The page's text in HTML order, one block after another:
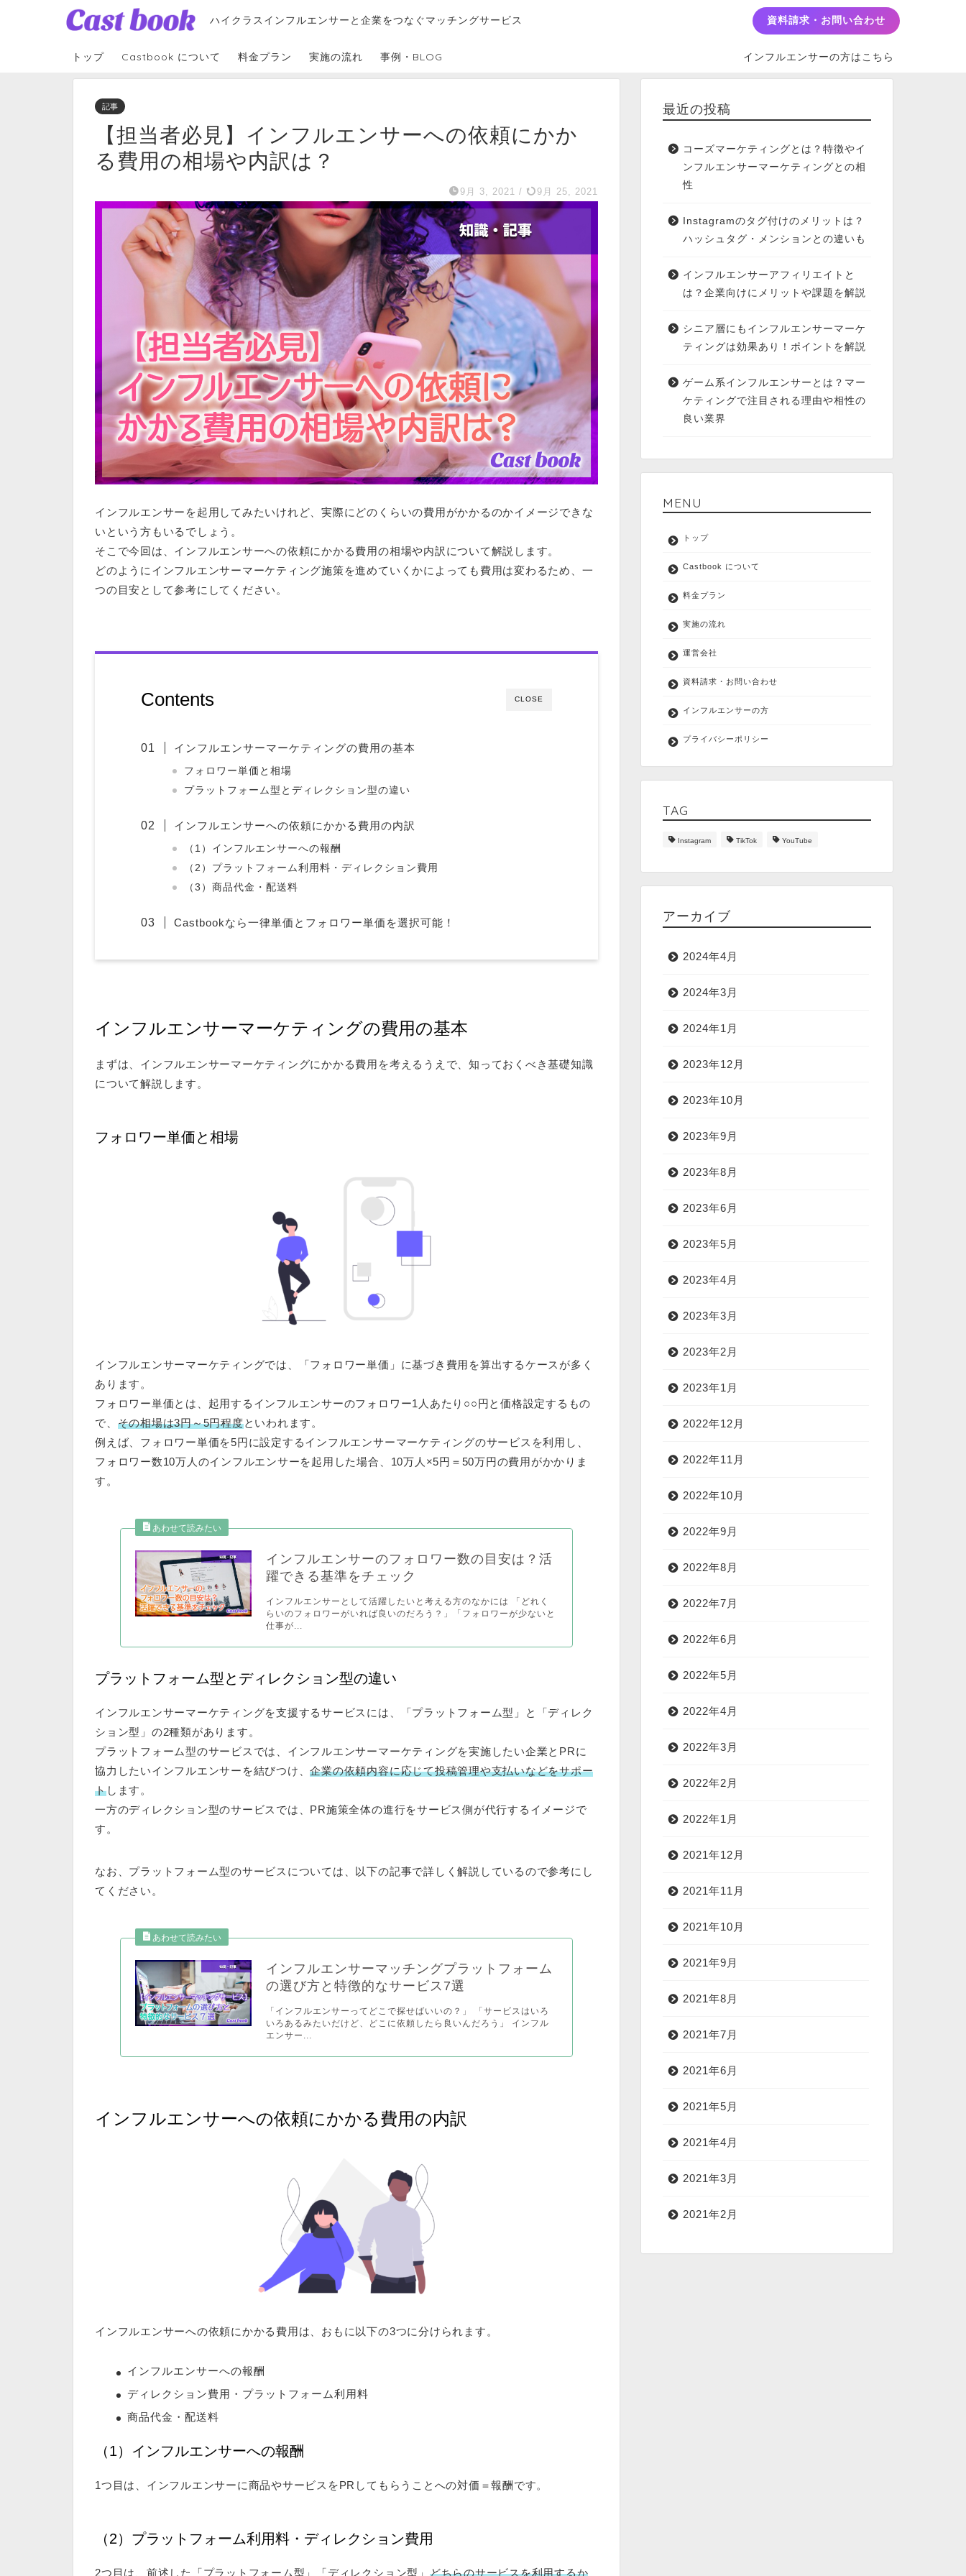
ハイクラスインフルエンサーと企業をつなぐマッチングサービス 資料請求・お問い合わせ
トップ Castbook について 料金プラン 実施の流れ 事例・BLOG インフルエンサーの方はこちら
記事
【担当者必見】インフルエンサーへの依頼にかか
る費用の相場や内訳は？
9月 3, 2021 / 9月 25, 2021
インフルエンサーを起用してみたいけれど、実際にどのくらいの費用がかかるのかイメージできな
いという方もいるでしょう。
そこで今回は、インフルエンサーへの依頼にかかる費用の相場や内訳について解説します。
どのようにインフルエンサーマーケティング施策を進めていくかによっても費用は変わるため、一
つの目安として参考にしてください。
CLOSE
Contents
インフルエンサーマーケティングの費用の基本
フォロワー単価と相場
プラットフォーム型とディレクション型の違い
インフルエンサーへの依頼にかかる費用の内訳
（1）インフルエンサーへの報酬
（2）プラットフォーム利用料・ディレクション費用
（3）商品代金・配送料
Castbookなら一律単価とフォロワー単価を選択可能！
インフルエンサーマーケティングの費用の基本
まずは、インフルエンサーマーケティングにかかる費用を考えるうえで、知っておくべき基礎知識
について解説します。
フォロワー単価と相場
インフルエンサーマーケティングでは、「フォロワー単価」に基づき費用を算出するケースが多く
あります。
フォロワー単価とは、起用するインフルエンサーのフォロワー1人あたり○○円 と価格設定するもの
で、 その相場は3円～5円程度といわれます。
例えば、フォロワー単価を5円に設定するインフルエンサーマーケティングのサービスを利用し、
フォロワー数10万人のインフルエンサーを起用した場合、10万人×5円＝50万円の費用がかかりま
す。
インフルエンサーのフォロワー数の目安は？活
躍できる基準をチェック
インフルエンサーとして活躍したいと考える方のなかには 「どれく
らいのフォロワーがいれば良いのだろう？」「フォロワーが少ないと
仕事が...
プラットフォーム型とディレクション型の違い
インフルエンサーマーケティングを支援するサービスには、「プラットフォーム型」と「ディレク
ション型」の2種類があります。
プラットフォーム型のサービスでは、インフルエンサーマーケティングを実施したい企業とPRに
協力したいインフルエンサーを結びつけ、企業の依頼内容に応じて投稿管理や支払いなどをサポー
トします。
一方のディレクション型のサービスでは、PR施策全体の進行をサービス側が代行するイメージで
す。
なお、プラットフォーム型のサービスについては、以下の記事で詳しく解説しているので参考にし
てください。
インフルエンサーマッチングプラットフォーム
の選び方と特徴的なサービス7選
「インフルエンサーってどこで探せばいいの？」 「サービスはいろ
いろあるみたいだけど、どこに依頼したら良いんだろう」 インフル
エンサー...
インフルエンサーへの依頼にかかる費用の内訳
インフルエンサーへの依頼にかかる費用は、おもに以下の3つに分けられます。
インフルエンサーへの報酬
ディレクション費用・プラットフォーム利用料
商品代金・配送料
（1）インフルエンサーへの報酬
1つ目は、インフルエンサーに商品やサービスをPRしてもらうことへの対価＝報酬です。
（2）プラットフォーム利用料・ディレクション費用
2つ目は、前述した「プラットフォーム型」「ディレクション型」 どちらのサービスを利用するか
最近の投稿
コーズマーケティングとは？特徴やイ
ンフルエンサーマーケティングとの相
性
Instagramのタグ付けのメリットは？
ハッシュタグ・メンションとの違いも
インフルエンサーアフィリエイトと
は？企業向けにメリットや課題を解説
シニア層にもインフルエンサーマーケ
ティングは効果あり！ポイントを解説
ゲーム系インフルエンサーとは？マー
ケティングで注目される理由や相性の
良い業界
MENU
トップ
Castbook について
料金プラン
実施の流れ
運営会社
資料請求・お問い合わせ
インフルエンサーの方
プライバシーポリシー
TAG
Instagram TikTok YouTube
アーカイブ
2024年4月
2024年3月
2024年1月
2023年12月
2023年10月
2023年9月
2023年8月
2023年6月
2023年5月
2023年4月
2023年3月
2023年2月
2023年1月
2022年12月
2022年11月
2022年10月
2022年9月
2022年8月
2022年7月
2022年6月
2022年5月
2022年4月
2022年3月
2022年2月
2022年1月
2021年12月
2021年11月
2021年10月
2021年9月
2021年8月
2021年7月
2021年6月
2021年5月
2021年4月
2021年3月
2021年2月